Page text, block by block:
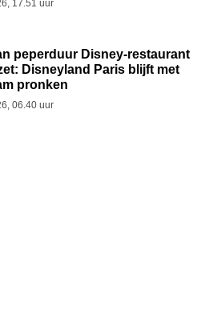
17.51 uur
peperduur Disney-restaurant
Disneyland Paris blijft met
pronken
06.40 uur